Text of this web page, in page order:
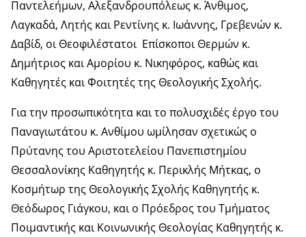
Παντελεήμων, Αλεξανδρουπόλεως κ. Άνθιμος,
Λαγκαδά, Λητής και Ρεντίνης κ. Ιωάννης, Γρεβενών κ.
Δαβίδ, οι Θεοφιλέστατοι Επίσκοποι Θερμών κ.
Δημήτριος και Αμορίου κ. Νικηφόρος, καθώς και
Καθηγητές και Φοιτητές της Θεολογικής Σχολής.
Για την προσωπικότητα και το πολυσχιδές έργο του
Παναγιωτάτου κ. Ανθίμου ωμίλησαν σχετικώς ο
Πρύτανης του Αριστοτελείου Πανεπιστημίου
Θεσσαλονίκης Καθηγητής κ. Περικλής Μήτκας, ο
Κοσμήτωρ της Θεολογικής Σχολής Καθηγητής κ.
Θεόδωρος Γιάγκου, και ο Πρόεδρος του Τμήματος
Ποιμαντικής και Κοινωνικής Θεολογίας Καθηγητής κ.